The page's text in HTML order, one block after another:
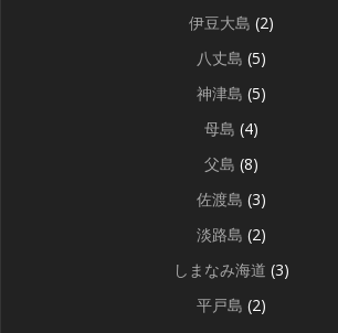
伊豆大島 (2)
八丈島 (5)
神津島 (5)
母島 (4)
父島 (8)
佐渡島 (3)
淡路島 (2)
しまなみ海道 (3)
平戸島 (2)